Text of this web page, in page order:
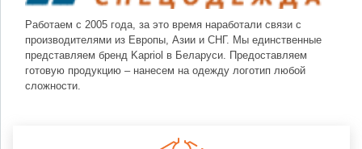
Работаем с 2005 года, за это время наработали связи с
производителями из Европы, Азии и СНГ. Мы единственные
представляем бренд Kapriol в Беларуси. Предоставляем
готовую продукцию – нанесем на одежду логотип любой
сложности.